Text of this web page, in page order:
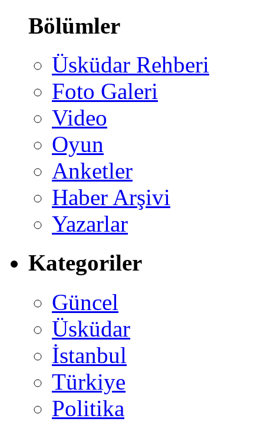
Bölümler
Üsküdar Rehberi
Foto Galeri
Video
Oyun
Anketler
Haber Arşivi
Yazarlar
Kategoriler
Güncel
Üsküdar
İstanbul
Türkiye
Politika